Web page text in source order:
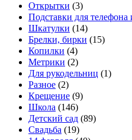
Открытки (3)
Подставки для телефона
Шкатулки (14)
Брелки, бирки (15)
Копилки (4)
Метрики (2)
Для рукодельниц (1)
Разное (2)
Крещение (9)
Школа (146)
Детский сад (89)
Свадьба (19)